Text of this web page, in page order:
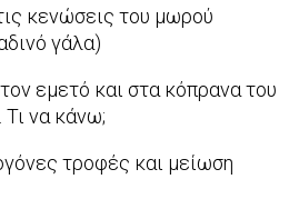
κενώσεις του μωρού
γάλα)
εμετό και στα κόπρανα του
να κάνω;
τροφές και μείωση